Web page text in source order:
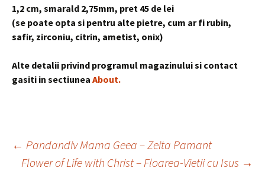
1,2 cm, smarald 2,75mm, pret 45 de lei
(se poate opta si pentru alte pietre, cum ar fi rubin,
safir, zirconiu, citrin, ametist, onix)
Alte detalii privind programul magazinului si contact
gasiti in sectiunea About.
Post
← Pandandiv Mama Geea – Zeita Pamant
Flower of Life with Christ – Floarea-Vietii cu Isus →